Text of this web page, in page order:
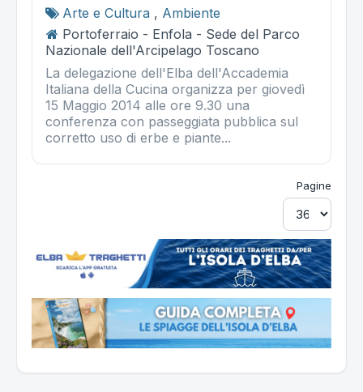
Arte e Cultura , Ambiente
Portoferraio - Enfola - Sede del Parco
Nazionale dell'Arcipelago Toscano
La delegazione dell'Elba dell'Accademia
Italiana della Cucina organizza per giovedì
15 Maggio 2014 alle ore 9.30 una
conferenza con passeggiata pubblica sul
corretto uso di erbe e piante...
Pagine